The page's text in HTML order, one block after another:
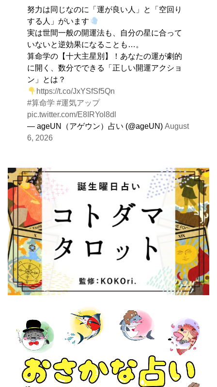
を。努力は同じなのに「運が良い人」と「空回り
する人」がいます
実は世間一般の開運法も、自分の星に合って
いないと逆効果になることも…。
算命学の【十大主星別】！あなたの運が劇的
に開く、数分でできる「正しい開運アクショ
ン」とは？
https://t.co/JxYSfSf5Qn
#算命学 #運気アップ
pic.twitter.com/E8IRYol8dl
— ageUN（アゲウン）占い (@ageUN)August
6, 2026